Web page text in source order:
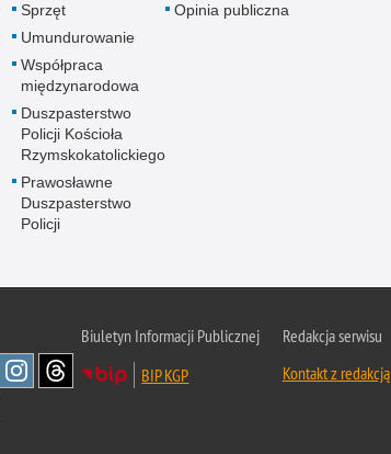
Sprzęt
Umundurowanie
Współpraca
międzynarodowa
Duszpasterstwo
Policji Kościoła
Rzymskokatolickiego
Prawosławne
Duszpasterstwo
Policji
Opinia publiczna
Biuletyn Informacji Publicznej
BIP KGP
Redakcja serwisu
Kontakt z redakcją